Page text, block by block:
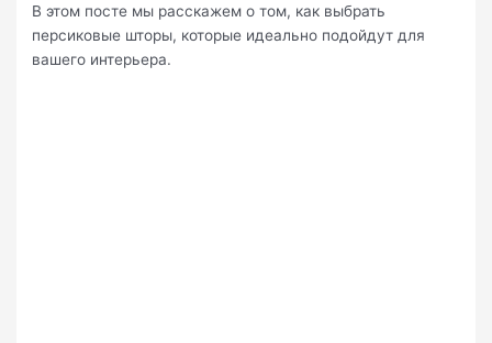
В этом посте мы расскажем о том, как выбрать
персиковые шторы, которые идеально подойдут для
вашего интерьера.